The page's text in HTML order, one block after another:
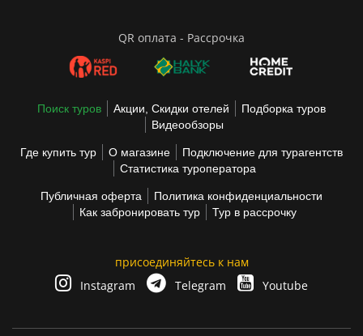
QR оплата - Рассрочка
Поиск туров Акции, Скидки отелей
Подборка туров
Видеообзоры
Где купить тур О магазине
Подключение для турагентств
Статистика туроператора
Публичная оферта
Политика конфиденциальности
Как забронировать тур
Тур в рассрочку
присоединяйтесь к нам
Instagram
Telegram Youtube